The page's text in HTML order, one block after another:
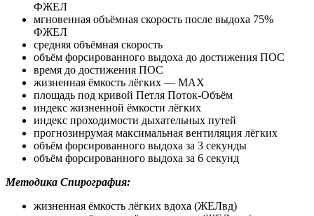
ФЖЕЛ
мгновенная объёмная скорость после выдоха 75%
ФЖЕЛ
средняя объёмная скорость
объём форсированного выдоха до достижения ПОС
время до достижения ПОС
жизненная ёмкость лёгких — MAX
площадь под кривой Петля Поток-Объём
индекс жизненной ёмкости лёгких
индекс проходимости дыхательных путей
прогнозинрумая максимальная вентиляция лёгких
объём форсированного выдоха за 3 секунды
объём форсированного выдоха за 6 секунд
Методика Спирография:
жизненная ёмкость лёгких вдоха (ЖЕЛвд)